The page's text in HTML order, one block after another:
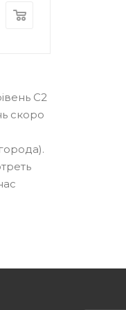
C2
скоро